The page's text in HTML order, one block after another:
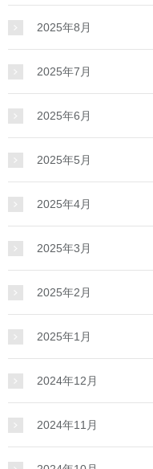
2025年8月
2025年7月
2025年6月
2025年5月
2025年4月
2025年3月
2025年2月
2025年1月
2024年12月
2024年11月